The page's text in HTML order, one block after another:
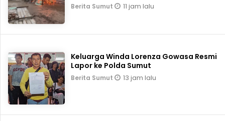
Berita Sumut 11 jam lalu
Keluarga Winda Lorenza Gowasa Resmi
Lapor ke Polda Sumut
Berita Sumut 13 jam lalu